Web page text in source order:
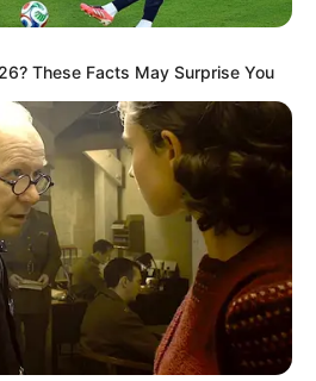
These Facts May Surprise You